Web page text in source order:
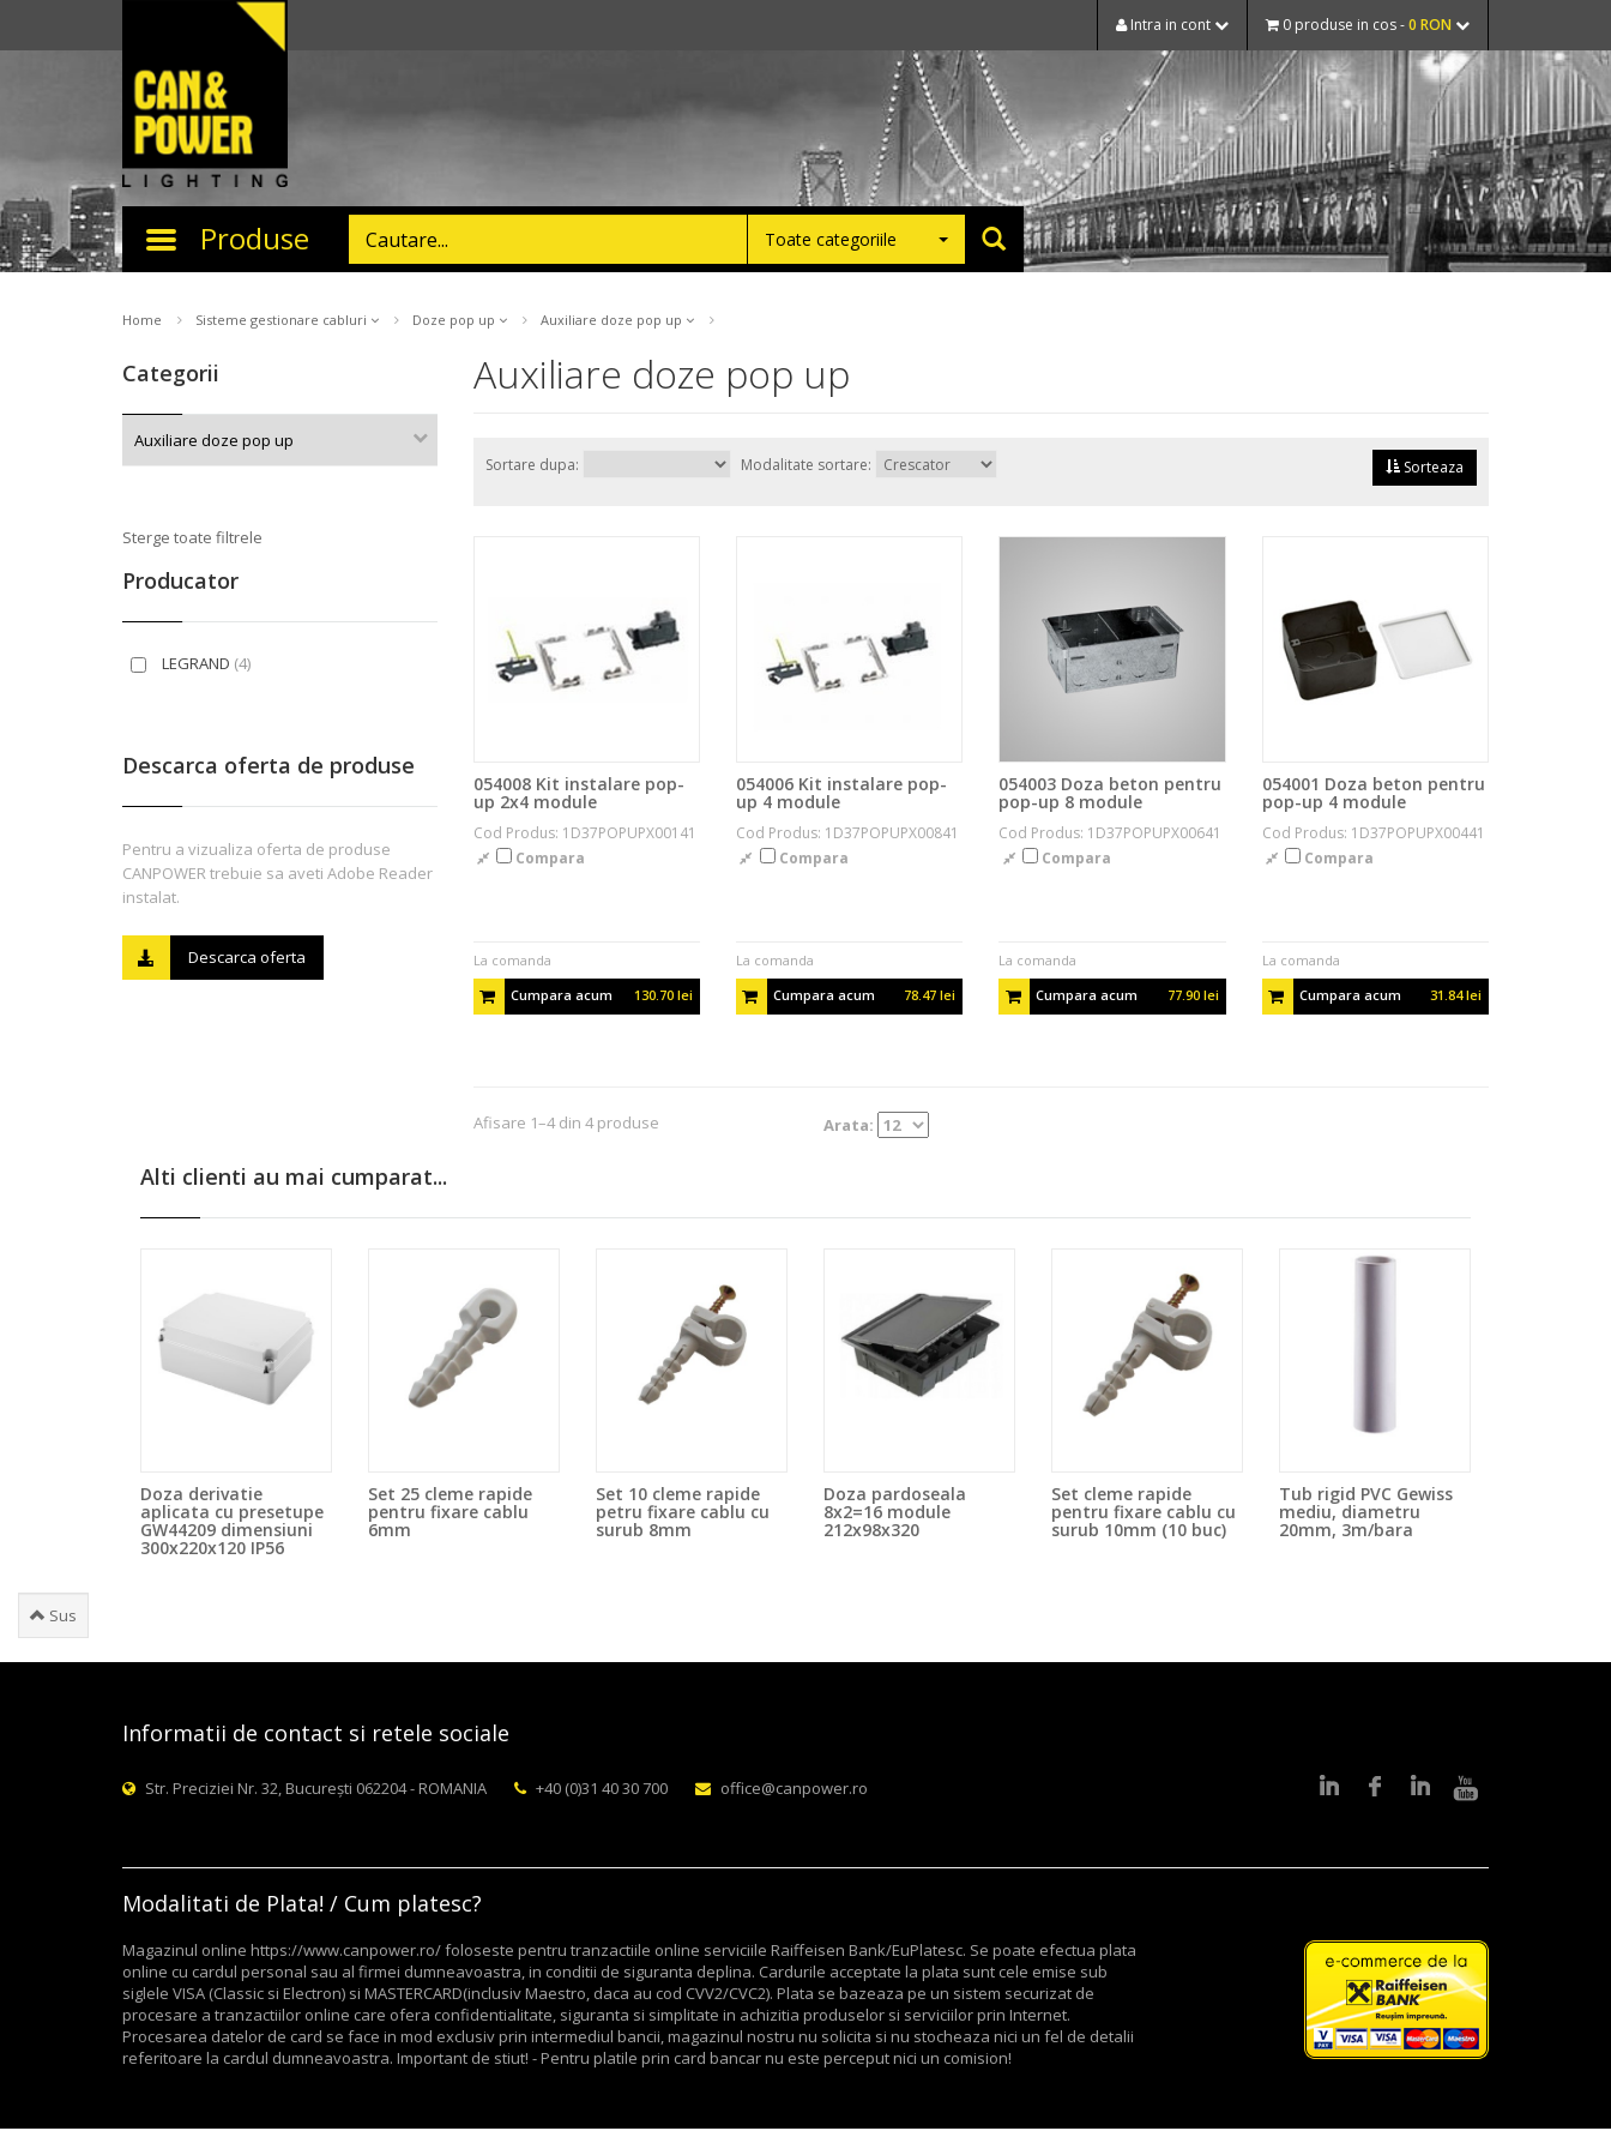
Intra in cont 0 produse in cos -0 RON
Toggle
Produse Toate categoriile
Home Sisteme gestionare cabluri Doze pop up Auxiliare doze pop up
Categorii
Auxiliare doze pop up
Sterge toate filtrele
Producator
LEGRAND (4)
Descarca oferta de produse
Pentru a vizualiza oferta de produse
CANPOWER trebuie sa aveti Adobe Reader
instalat.
Descarca oferta
Auxiliare doze pop up
Sortare dupa: Modalitate sortare: Sorteaza
054008 Kit instalare pop-
up 2x4 module
Cod Produs: 1D37POPUPX00141
Compara
La comanda
Cumpara acum
130.70 lei
054006 Kit instalare pop-
up 4 module
Cod Produs: 1D37POPUPX00841
Compara
La comanda
Cumpara acum
78.47 lei
054003 Doza beton pentru
pop-up 8 module
Cod Produs: 1D37POPUPX00641
Compara
La comanda
Cumpara acum
77.90 lei
054001 Doza beton pentru
pop-up 4 module
Cod Produs: 1D37POPUPX00441
Compara
La comanda
Cumpara acum
31.84 lei
Afisare 1–4 din 4 produse Arata:
Alti clienti au mai cumparat...
Doza derivatie
aplicata cu presetupe
GW44209 dimensiuni
300x220x120 IP56
Set 25 cleme rapide
pentru fixare cablu
6mm
Set 10 cleme rapide
petru fixare cablu cu
surub 8mm
Doza pardoseala
8x2=16 module
212x98x320
Set cleme rapide
pentru fixare cablu cu
surub 10mm (10 buc)
Tub rigid PVC Gewiss
mediu, diametru
20mm, 3m/bara
Sus
Informatii de contact si retele sociale
Str. Preciziei Nr. 32, București 062204 - ROMANIA +40 (0)31 40 30 700 office@canpower.ro
Modalitati de Plata! / Cum platesc?
Magazinul online https://www.canpower.ro/ foloseste pentru tranzactiile online serviciile Raiffeisen Bank/EuPlatesc. Se poate efectua plata
online cu cardul personal sau al firmei dumneavoastra, in conditii de siguranta deplina. Cardurile acceptate la plata sunt cele emise sub
siglele VISA (Classic si Electron) si MASTERCARD(inclusiv Maestro, daca au cod CVV2/CVC2). Plata se bazeaza pe un sistem securizat de
procesare a tranzactiilor online care ofera confidentialitate, siguranta si simplitate in achizitia produselor si serviciilor prin Internet.
Procesarea datelor de card se face in mod exclusiv prin intermediul bancii, magazinul nostru nu solicita si nu stocheaza nici un fel de detalii
referitoare la cardul dumneavoastra. Important de stiut! - Pentru platile prin card bancar nu este perceput nici un comision!